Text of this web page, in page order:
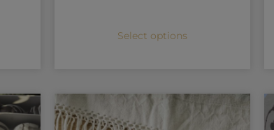
Select options